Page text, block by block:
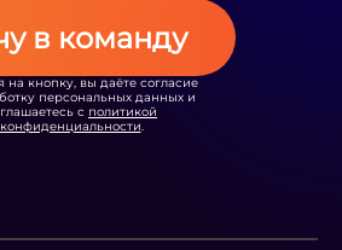
в команду
на кнопку, вы даёте согласие
персональных данных и
с политикой
конфиденциальности.